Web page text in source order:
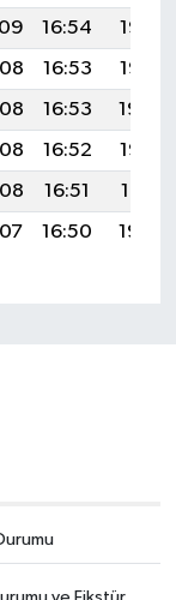
16:54
19:57
16:53
19:56
16:53
19:54
16:52
19:53
16:51
19:51
16:50 19:50